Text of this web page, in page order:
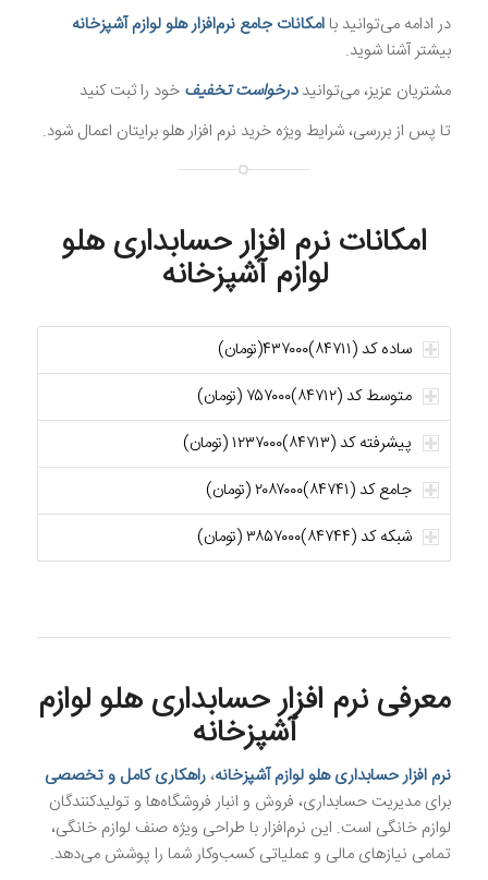
در ادامه می‌توانید با امکانات جامع نرم‌افزار هلو لوازم آشپزخانه
بیشتر آشنا شوید.
مشتریان عزیز، می‌توانیددرخواست تخفیف خود را ثبت کنید
تا پس از بررسی، شرایط ویژه خرید نرم افزار هلو برایتان اعمال شود.
امکانات نرم افزار حسابداری هلو
لوازم آشپزخانه
ساده کد (۸۴۷۱۱)۴۳۷۰۰۰(تومان)
متوسط کد (۸۴۷۱۲)۷۵۷۰۰۰ (تومان)
پیشرفته کد (۸۴۷۱۳)۱۲۳۷۰۰۰ (تومان)
جامع کد (۸۴۷۴۱)۲۰۸۷۰۰۰ (تومان)
شبکه کد (۸۴۷۴۴)۳۸۵۷۰۰۰ (تومان)
معرفی نرم افزار حسابداری هلو لوازم
آشپزخانه
نرم افزار حسابداری هلو لوازم آشپزخانه، راهکاری کامل و تخصصی
برای مدیریت حسابداری، فروش و انبار فروشگاه‌ها و تولیدکنندگان
لوازم خانگی است. این نرم‌افزار با طراحی ویژه صنف لوازم خانگی،
تمامی نیازهای مالی و عملیاتی کسب‌وکار شما را پوشش می‌دهد.